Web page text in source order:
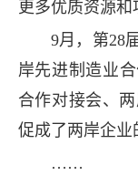
更多优质资源和
9月，第28届
岸先进制造业
合作对接会、
促成了两岸企业
……